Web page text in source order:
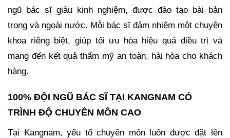
ngũ bác sĩ giàu kinh nghiệm, được đào tạo bài bản
trong và ngoài nước. Mỗi bác sĩ đảm nhiệm một chuyên
khoa riêng biệt, giúp tối ưu hóa hiệu quả điều trị và
mang đến kết quả thẩm mỹ an toàn, hài hòa cho khách
hàng.
100% ĐỘI NGŨ BÁC SĨ TẠI KANGNAM CÓ
TRÌNH ĐỘ CHUYÊN MÔN CAO
Tại Kangnam, yếu tố chuyên môn luôn được đặt lên